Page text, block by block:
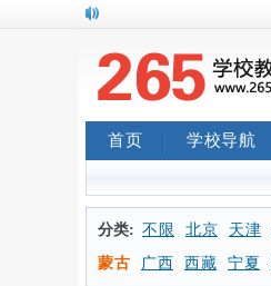
首页 学校导航
分类: 不限 北京 天津
蒙古
广西 西藏 宁夏